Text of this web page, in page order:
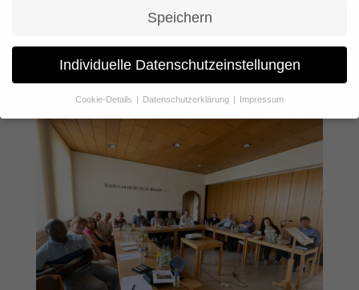
Liebe Parteifreundinnen und Parteifreunde,als Landesverband
von Bündnis C – Christen für Deutschland haben wir uns
2027 in NRW mit Direktkandidaten und als Landesliste
Speichern
Individuelle Datenschutzeinstellungen
Cookie-Details Datenschutzerklärung Impressum
Datenschutzeinstellungen
Wenn Sie unter 16 Jahre alt sind und Ihre Zustimmung zu
freiwilligen Diensten geben möchten, müssen Sie Ihre
Erziehungsberechtigten um Erlaubnis bitten.
Wir verwenden Cookies und andere Technologien auf unserer
Website. Einige von ihnen sind essenziell, während andere uns
helfen, diese Website und Ihre Erfahrung zu verbessern.
Personenbezogene Daten können verarbeitet werden (z. B. IP-
Adressen), z. B. für personalisierte Anzeigen und Inhalte oder
Anzeigen- und Inhaltsmessung. Weitere Informationen über die
Verwendung Ihrer Daten finden Sie in unserer